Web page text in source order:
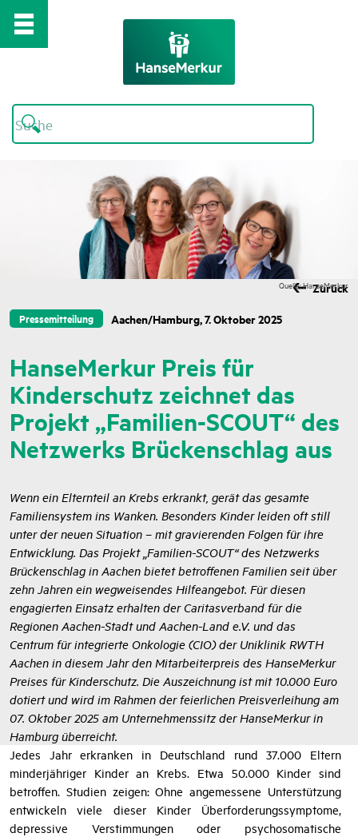
Quelle: HanseMerkur
Pressemitteilung Aachen/Hamburg, 7. Oktober 2025
Zurück
HanseMerkur Preis für
Kinderschutz zeichnet das
Projekt „Familien-SCOUT“ des
Netzwerks Brückenschlag aus
Wenn ein Elternteil an Krebs erkrankt, gerät das gesamte
Familiensystem ins Wanken. Besonders Kinder leiden oft still
unter der neuen Situation – mit gravierenden Folgen für ihre
Entwicklung. Das Projekt „Familien-SCOUT“ des Netzwerks
Brückenschlag in Aachen bietet betroffenen Familien seit über
zehn Jahren ein wegweisendes Hilfeangebot. Für diesen
engagierten Einsatz erhalten der Caritasverband für die
Regionen Aachen-Stadt und Aachen-Land e.V. und das
Centrum für integrierte Onkologie (CIO) der Uniklinik RWTH
Aachen in diesem Jahr den Mitarbeiterpreis des HanseMerkur
Preises für Kinderschutz. Die Auszeichnung ist mit 10.000 Euro
dotiert und wird im Rahmen der feierlichen Preisverleihung am
07. Oktober 2025 am Unternehmenssitz der HanseMerkur in
Hamburg überreicht.
Jedes Jahr erkranken in Deutschland rund 37.000 Eltern
minderjähriger Kinder an Krebs. Etwa 50.000 Kinder sind
betroffen. Studien zeigen: Ohne angemessene Unterstützung
entwickeln viele dieser Kinder Überforderungssymptome,
depressive Verstimmungen oder psychosomatische